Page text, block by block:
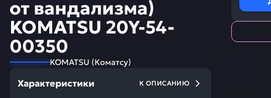
от вандализма)
KOMATSU 20Y-54-
00350
KOMATSU (Коматсу)
Характеристики К ОПИСАНИЮ